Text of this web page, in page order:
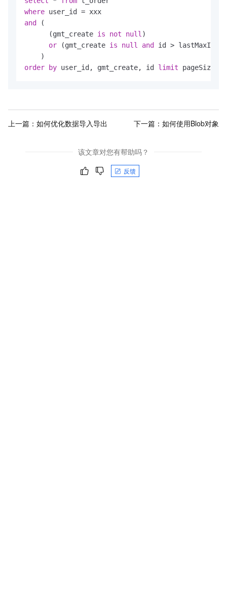
where
and
(
      (gmt_create
is not null)
or (gmt_create is null and
id > lastMaxId)
order
by user_id, gmt_create, id limit pageSize
上一篇： 如何优化数据导入导出 下一篇： 如何使用Blob对象
该文章对您有帮助吗？
反馈